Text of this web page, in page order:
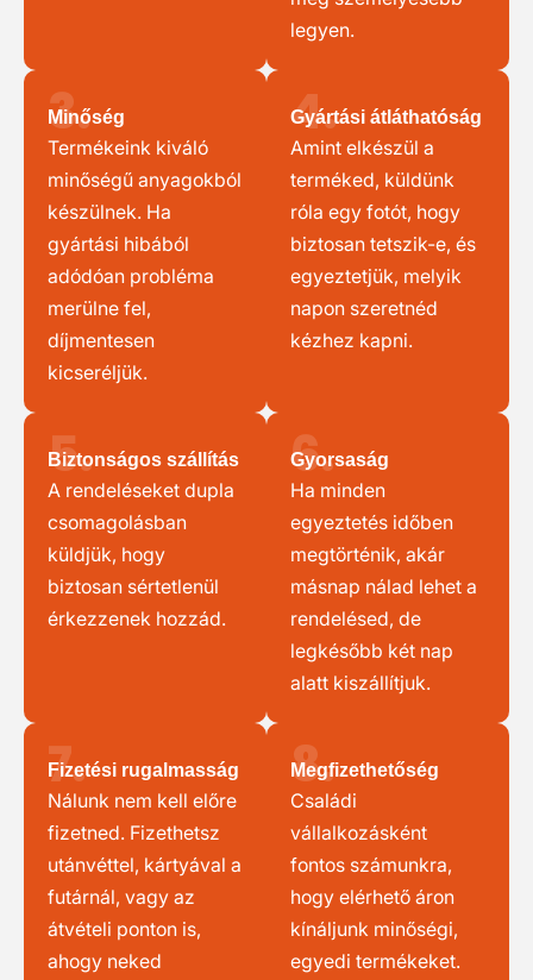
legyen.
3.
Minőség
Termékeink kiváló
minőségű anyagokból
készülnek. Ha
gyártási hibából
adódóan probléma
merülne fel,
díjmentesen
kicseréljük.
4.
Gyártási átláthatóság
Amint elkészül a
terméked, küldünk
róla egy fotót, hogy
biztosan tetszik-e, és
egyeztetjük, melyik
napon szeretnéd
kézhez kapni.
5.
Biztonságos szállítás
A rendeléseket dupla
csomagolásban
küldjük, hogy
biztosan sértetlenül
érkezzenek hozzád.
6.
Gyorsaság
Ha minden
egyeztetés időben
megtörténik, akár
másnap nálad lehet a
rendelésed, de
legkésőbb két nap
alatt kiszállítjuk.
7.
Fizetési rugalmasság
Nálunk nem kell előre
fizetned. Fizethetsz
utánvéttel, kártyával a
futárnál, vagy az
átvételi ponton is,
ahogy neked
8.
Megfizethetőség
Családi
vállalkozásként
fontos számunkra,
hogy elérhető áron
kínáljunk minőségi,
egyedi termékeket.